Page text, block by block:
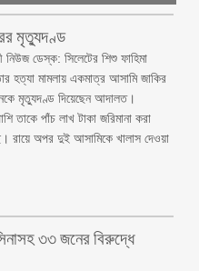
মৃত্যুদণ্ড
নিউজ ডেস্ক: সিলেটের শিশু ফাহিমা
হত্যা মামলায় একমাত্র আসামি জাকির
মৃত্যুদণ্ড দিয়েছেন আদালত।
তাকে পাঁচ লাখ টাকা জরিমানা করা
রায়ে অপর দুই আসামিকে খালাস দেওয়া
৩৩ জনের বিরুদ্ধে